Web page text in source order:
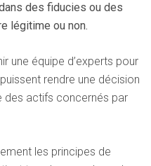
des fiducies ou des
légitime ou non.
une équipe d’experts pour
rendre une décision
des actifs concernés par
les principes de